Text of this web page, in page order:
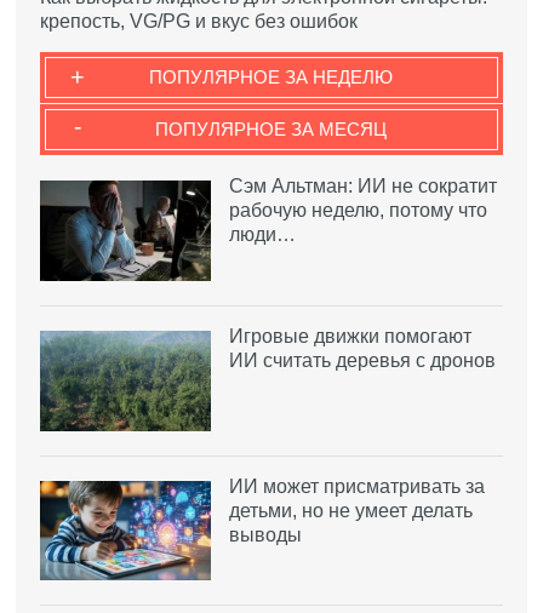
крепость, VG/PG и вкус без ошибок
ПОПУЛЯРНОЕ ЗА НЕДЕЛЮ
+
ПОПУЛЯРНОЕ ЗА МЕСЯЦ
-
Сэм Альтман: ИИ не сократит
рабочую неделю, потому что
люди…
Игровые движки помогают
ИИ считать деревья с дронов
ИИ может присматривать за
детьми, но не умеет делать
выводы